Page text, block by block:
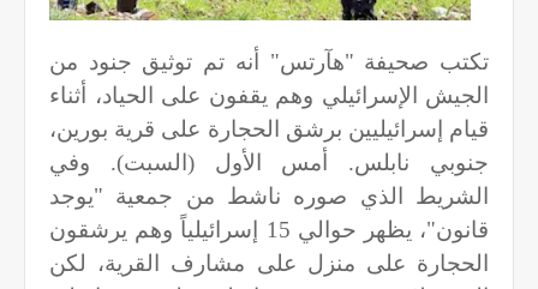
تكتب صحيفة "هآرتس" أنه تم توثيق جنود من
الجيش الإسرائيلي وهم يقفون على الحياد، أثناء
قيام إسرائيليين برشق الحجارة على قرية بورين،
جنوبي نابلس. أمس الأول (السبت). وفي
الشريط الذي صوره ناشط من جمعية "يوجد
قانون"، يظهر حوالي 15 إسرائيلياً وهم يرشقون
الحجارة على منزل على مشارف القرية، لكن